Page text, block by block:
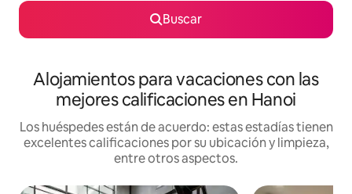
Buscar
Alojamientos para vacaciones con las
mejores calificaciones en Hanoi
Los huéspedes están de acuerdo: estas estadías tienen
excelentes calificaciones por su ubicación y limpieza,
entre otros aspectos.